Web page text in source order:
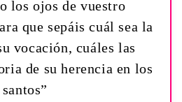
los ojos de vuestro
que sepáis cuál sea la
vocación, cuáles las
de su herencia en los
santos”